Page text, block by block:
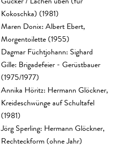
Kokoschka) (1981)
Maren Donix: Albert Ebert,
Morgentoilette (1955)
Dagmar Füchtjohann: Sighard
Gille: Brigadefeier - Gerüstbauer
(1975/1977)
Annika Höritz: Hermann Glöckner,
Kreideschwünge auf Schultafel
(1981)
Jörg Sperling: Hermann Glöckner,
Rechteckform (ohne Jahr)